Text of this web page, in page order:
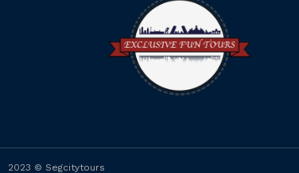
2023 © Segcitytours